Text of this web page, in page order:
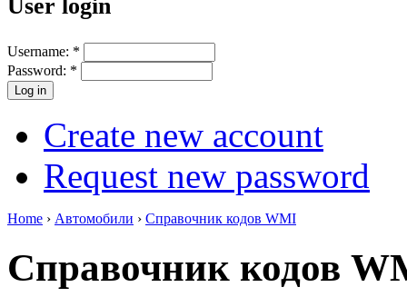
User login
Username: *
Password: *
Create new account
Request new password
Home › Автомобили › Справочник кодов WMI
Справочник кодов